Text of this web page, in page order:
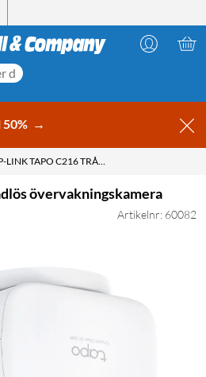
50% →
TP-LINK TAPO C216 TRÅDLÖS ÖVERVAKNINGSKAMERA
övervakningskamera
Artikelnr: 60082